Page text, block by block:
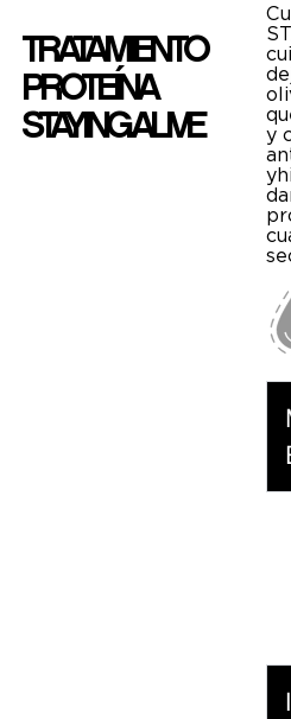
TRATAMIENTO
PROTEÍNA
STAYING.ALIVE
y
y